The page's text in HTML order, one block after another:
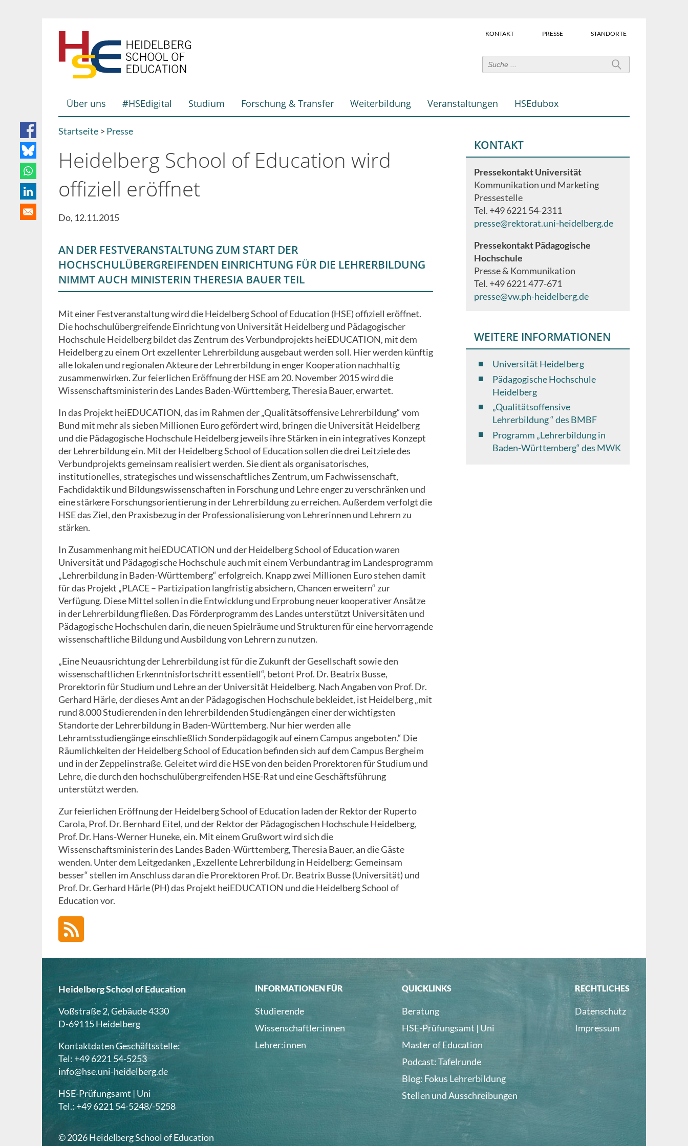
User-
(Über
Suchfeld)
KONTAKT PRESSE STANDORTE
Hauptnavigation
Über uns #HSEdigital Studium Forschung & Transfer Weiterbildung Veranstaltungen HSEdubox
Breadcrumb
Startseite Presse
Heidelberg School of Education wird
offiziell eröffnet
Do, 12.11.2015
AN DER FESTVERANSTALTUNG ZUM START DER
HOCHSCHULÜBERGREIFENDEN EINRICHTUNG FÜR DIE LEHRERBILDUNG
NIMMT AUCH MINISTERIN THERESIA BAUER TEIL
Mit einer Festveranstaltung wird die Heidelberg School of Education (HSE) offiziell eröffnet.
Die hochschulübergreifende Einrichtung von Universität Heidelberg und Pädagogischer
Hochschule Heidelberg bildet das Zentrum des Verbundprojekts heiEDUCATION, mit dem
Heidelberg zu einem Ort exzellenter Lehrerbildung ausgebaut werden soll. Hier werden künftig
alle lokalen und regionalen Akteure der Lehrerbildung in enger Kooperation nachhaltig
zusammenwirken. Zur feierlichen Eröffnung der HSE am 20. November 2015 wird die
Wissenschaftsministerin des Landes Baden-Württemberg, Theresia Bauer, erwartet.
In das Projekt heiEDUCATION, das im Rahmen der „Qualitätsoffensive Lehrerbildung“ vom
Bund mit mehr als sieben Millionen Euro gefördert wird, bringen die Universität Heidelberg
und die Pädagogische Hochschule Heidelberg jeweils ihre Stärken in ein integratives Konzept
der Lehrerbildung ein. Mit der Heidelberg School of Education sollen die drei Leitziele des
Verbundprojekts gemeinsam realisiert werden. Sie dient als organisatorisches,
institutionelles, strategisches und wissenschaftliches Zentrum, um Fachwissenschaft,
Fachdidaktik und Bildungswissenschaften in Forschung und Lehre enger zu verschränken und
eine stärkere Forschungsorientierung in der Lehrerbildung zu erreichen. Außerdem verfolgt die
HSE das Ziel, den Praxisbezug in der Professionalisierung von Lehrerinnen und Lehrern zu
stärken.
In Zusammenhang mit heiEDUCATION und der Heidelberg School of Education waren
Universität und Pädagogische Hochschule auch mit einem Verbundantrag im Landesprogramm
„Lehrerbildung in Baden-Württemberg“ erfolgreich. Knapp zwei Millionen Euro stehen damit
für das Projekt „PLACE – Partizipation langfristig absichern, Chancen erweitern“ zur
Verfügung. Diese Mittel sollen in die Entwicklung und Erprobung neuer kooperativer Ansätze
in der Lehrerbildung fließen. Das Förderprogramm des Landes unterstützt Universitäten und
Pädagogische Hochschulen darin, die neuen Spielräume und Strukturen für eine hervorragende
wissenschaftliche Bildung und Ausbildung von Lehrern zu nutzen.
„Eine Neuausrichtung der Lehrerbildung ist für die Zukunft der Gesellschaft sowie den
wissenschaftlichen Erkenntnisfortschritt essentiell“, betont Prof. Dr. Beatrix Busse,
Prorektorin für Studium und Lehre an der Universität Heidelberg. Nach Angaben von Prof. Dr.
Gerhard Härle, der dieses Amt an der Pädagogischen Hochschule bekleidet, ist Heidelberg „mit
rund 8.000 Studierenden in den lehrerbildenden Studiengängen einer der wichtigsten
Standorte der Lehrerbildung in Baden-Württemberg. Nur hier werden alle
Lehramtsstudiengänge einschließlich Sonderpädagogik auf einem Campus angeboten.“ Die
Räumlichkeiten der Heidelberg School of Education befinden sich auf dem Campus Bergheim
und in der Zeppelinstraße. Geleitet wird die HSE von den beiden Prorektoren für Studium und
Lehre, die durch den hochschulübergreifenden HSE-Rat und eine Geschäftsführung
unterstützt werden.
Zur feierlichen Eröffnung der Heidelberg School of Education laden der Rektor der Ruperto
Carola, Prof. Dr. Bernhard Eitel, und der Rektor der Pädagogischen Hochschule Heidelberg,
Prof. Dr. Hans-Werner Huneke, ein. Mit einem Grußwort wird sich die
Wissenschaftsministerin des Landes Baden-Württemberg, Theresia Bauer, an die Gäste
wenden. Unter dem Leitgedanken „Exzellente Lehrerbildung in Heidelberg: Gemeinsam
besser“ stellen im Anschluss daran die Prorektoren Prof. Dr. Beatrix Busse (Universität) und
Prof. Dr. Gerhard Härle (PH) das Projekt heiEDUCATION und die Heidelberg School of
Education vor.
KONTAKT
Pressekontakt Universität
Kommunikation und Marketing
Pressestelle
Tel. +49 6221 54-2311
presse@rektorat.uni-heidelberg.de
Pressekontakt Pädagogische
Hochschule
Presse & Kommunikation
Tel. +49 6221 477-671
presse@vw.ph-heidelberg.de
WEITERE INFORMATIONEN
Universität Heidelberg
Pädagogische Hochschule
Heidelberg
„Qualitätsoffensive
Lehrerbildung “ des BMBF
Programm „Lehrerbildung in
Baden-Württemberg“ des MWK
Heidelberg School of Education
Voßstraße 2, Gebäude 4330
D-69115 Heidelberg
Kontaktdaten Geschäftsstelle:
Tel: +49 6221 54-5253
info@hse.uni-heidelberg.de
HSE-Prüfungsamt | Uni
Tel.: +49 6221 54-5248/-5258
INFORMATIONEN FÜR
Studierende
Wissenschaftler:innen
Lehrer:innen
QUICKLINKS
Beratung
HSE-Prüfungsamt | Uni
Master of Education
Podcast: Tafelrunde
Blog: Fokus Lehrerbildung
Stellen und Ausschreibungen
RECHTLICHES
Datenschutz
Impressum
© 2026 Heidelberg School of Education